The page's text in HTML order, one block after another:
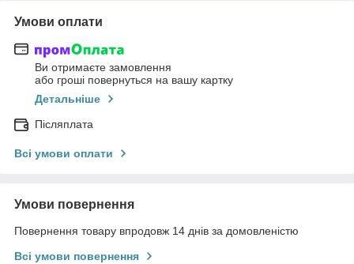
Умови оплати
Ви отримаєте замовлення
або гроші повернуться на вашу картку
Детальніше
Післяплата
Всі умови оплати
Умови повернення
Повернення товару впродовж 14 днів за домовленістю
Всі умови повернення